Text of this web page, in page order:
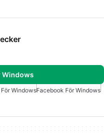
Windows
WindowsFacebook För Windows